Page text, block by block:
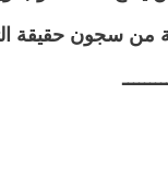
من سجون حقيقة